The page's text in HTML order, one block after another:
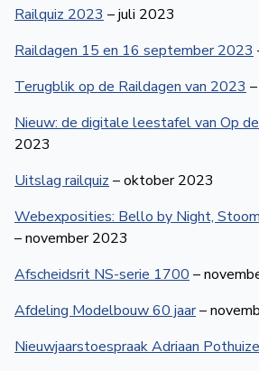
Railquiz 2023 – juli 2023
Raildagen 15 en 16 september 2023
Terugblik op de Raildagen van 2023
Nieuw: de digitale leestafel van Op
2023
Uitslag railquiz – oktober 2023
Webexposities: Bello by Night,
– november 2023
Afscheidsrit NS-serie 1700 –
Afdeling Modelbouw 60 jaar–
Nieuwjaarstoespraak Adriaan